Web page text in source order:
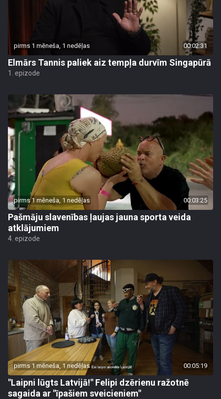
pirms 1 mēneša, 1 nedēļas 00:02:31
Elmārs Tannis paliek aiz tempļa durvīm Singapūrā
1. epizode
pirms 1 mēneša, 1 nedēļas 00:03:25
Pašmāju slavenības ļaujas jauna sporta veida
atklājumiem
4. epizode
pirms 1 mēneša, 1 nedēļas 00:05:19
"Laipni lūgts Latvijā!" Felipi dzērienu ražotnē
sagaida ar "īpašiem sveicieniem"